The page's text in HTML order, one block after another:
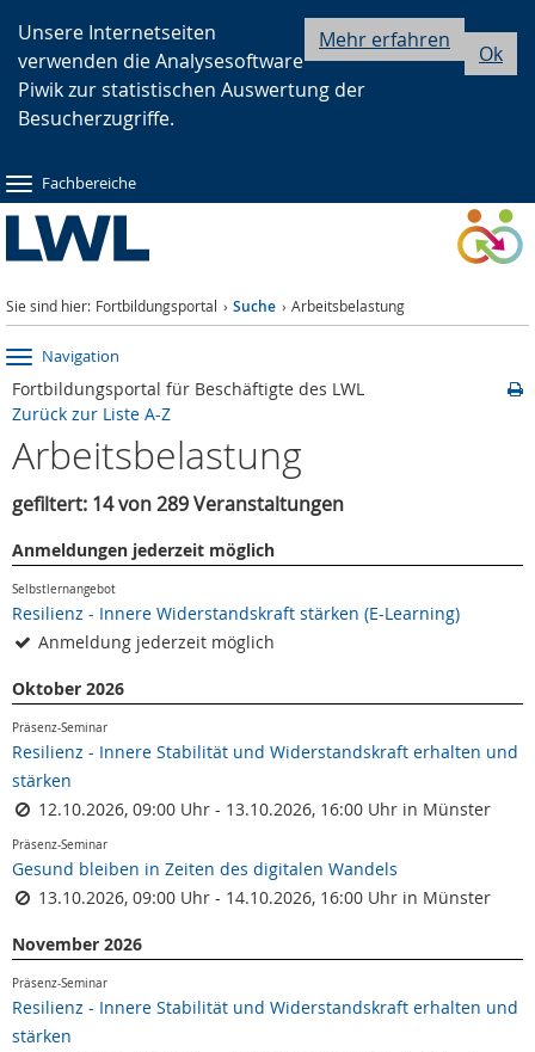
Hauptnavigation
Seitennavigation
Inhalt
Ok
Mehr erfahren
Unsere Internetseiten
verwenden die Analysesoftware
Piwik zur statistischen Auswertung der
Besucherzugriffe.
Fachbereiche
Sie sind hier: Fortbildungsportal Suche Arbeitsbelastung
Navigation
Fortbildungsportal für Beschäftigte des LWL
Zurück zur Liste A-Z
Arbeitsbelastung
gefiltert: 14 von 289 Veranstaltungen
Anmeldungen jederzeit möglich
Selbstlernangebot
Resilienz - Innere Widerstandskraft stärken (E-Learning)
Anmeldung jederzeit möglich
Oktober 2026
Präsenz-Seminar
Resilienz - Innere Stabilität und Widerstandskraft erhalten und
stärken
12.10.2026, 09:00 Uhr - 13.10.2026, 16:00 Uhr in Münster
Präsenz-Seminar
Gesund bleiben in Zeiten des digitalen Wandels
13.10.2026, 09:00 Uhr - 14.10.2026, 16:00 Uhr in Münster
November 2026
Präsenz-Seminar
Resilienz - Innere Stabilität und Widerstandskraft erhalten und
stärken